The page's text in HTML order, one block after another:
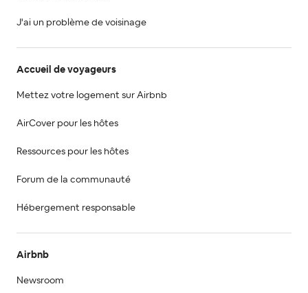
J'ai un problème de voisinage
Accueil de voyageurs
Mettez votre logement sur Airbnb
AirCover pour les hôtes
Ressources pour les hôtes
Forum de la communauté
Hébergement responsable
Airbnb
Newsroom